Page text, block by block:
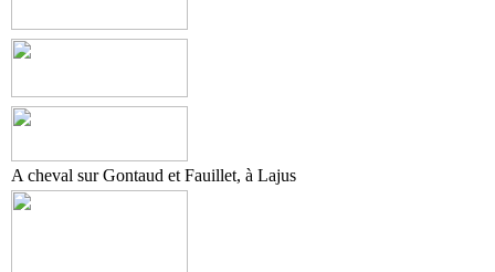
A cheval sur Gontaud et Fauillet, à Lajus